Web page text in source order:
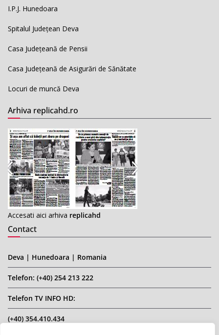
I.P.J. Hunedoara
Spitalul Județean Deva
Casa Județeană de Pensii
Casa Județeană de Asigurări de Sănătate
Locuri de muncă Deva
Arhiva replicahd.ro
Accesati aici arhiva replicahd
Contact
Deva | Hunedoara | Romania
Telefon: (+40) 254 213 222
Telefon TV INFO HD:
(+40) 354.410.434